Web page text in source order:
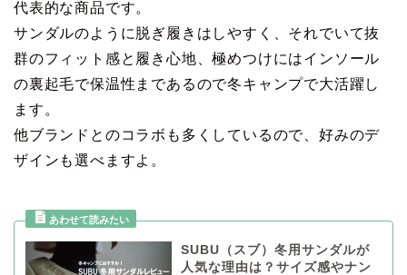
代表的な商品です。
サンダルのように脱ぎ履きはしやすく、それでいて抜
群のフィット感と履き心地、極めつけにはインソール
の裏起毛で保温性まであるので冬キャンプで大活躍し
ます。
他ブランドとのコラボも多くしているので、好みのデ
ザインも選べますよ。
SUBU（スブ）冬用サンダルが
人気な理由は？サイズ感やナン